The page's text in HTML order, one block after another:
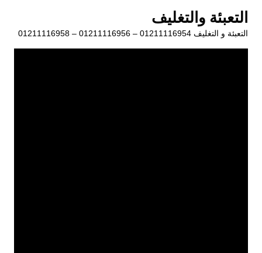
المحتوى
التعبئة والتغليف
التعبئة و التغليف 01211116954 – 01211116956 – 01211116958